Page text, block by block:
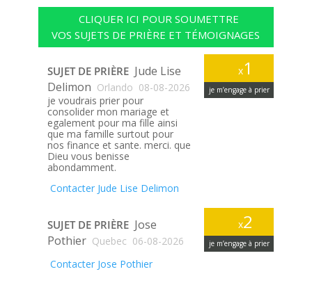
CLIQUER ICI POUR SOUMETTRE
VOS SUJETS DE PRIÈRE ET TÉMOIGNAGES
x1
je m’engage à prier
SUJET DE PRIÈRE Jude Lise
Delimon Orlando 08-08-2026
je voudrais prier pour
consolider mon mariage et
egalement pour ma fille ainsi
que ma famille surtout pour
nos finance et sante. merci. que
Dieu vous benisse
abondamment.
Contacter Jude Lise Delimon
x2
je m’engage à prier
SUJET DE PRIÈRE Jose
Pothier Quebec 06-08-2026
Contacter Jose Pothier